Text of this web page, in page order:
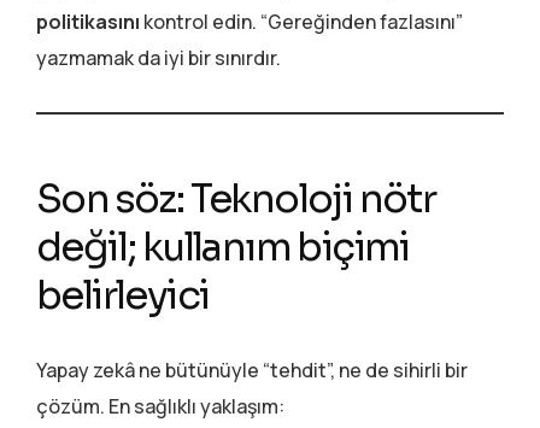
politikasını kontrol edin. “Gereğinden fazlasını”
yazmamak da iyi bir sınırdır.
Son söz: Teknoloji nötr
değil; kullanım biçimi
belirleyici
Yapay zekâ ne bütünüyle “tehdit”, ne de sihirli bir
çözüm. En sağlıklı yaklaşım: